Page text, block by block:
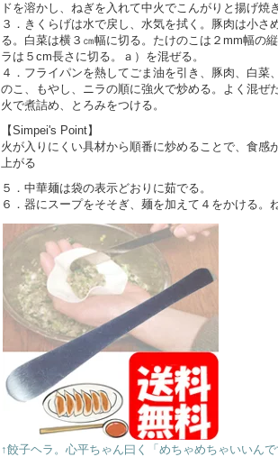
ドを溶かし、ねぎを入れて中火でこんがりと揚げ焼
３．きくらげは水で戻し、水気を拭く。豚肉は小さ
る。白菜は横３㎝幅に切る。たけのこは２mm幅の
ラは５cm長さに切る。ａ）を混ぜる。
４．フライパンを熱してごま油を引き、豚肉、白菜
のこ、もやし、ニラの順に強火で炒める。よく混ぜ
火で煮詰め、とろみをつける。
【Simpei's Point】
火が入りにくい具材から順番に炒めることで、食感
上がる
５．中華麺は袋の表示どおりに茹でる。
６．器にスープをそそぎ、麺を加えて４をかける。
↑餃子ヘラ。心平ちゃん曰く「めちゃめちゃいいん